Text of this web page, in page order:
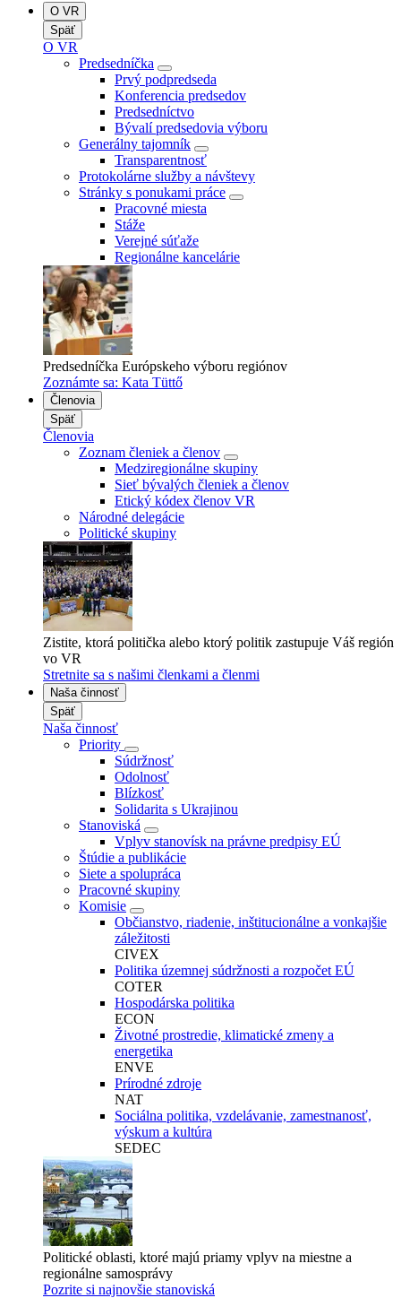
O VR
Späť
O VR
Predsedníčka
Prvý podpredseda
Konferencia predsedov
Predsedníctvo
Bývalí predsedovia výboru
Generálny tajomník
Transparentnosť
Protokolárne služby a návštevy
Stránky s ponukami práce
Pracovné miesta
Stáže
Verejné súťaže
Regionálne kancelárie
Predsedníčka Európskeho výboru regiónov
Zoznámte sa: Kata Tüttő
Členovia
Späť
Členovia
Zoznam členiek a členov
Medziregionálne skupiny
Sieť bývalých členiek a členov
Etický kódex členov VR
Národné delegácie
Politické skupiny
Zistite, ktorá politička alebo ktorý politik zastupuje Váš región
vo VR
Stretnite sa s našimi členkami a členmi
Naša činnosť
Späť
Naša činnosť
Priority
Súdržnosť
Odolnosť
Blízkosť
Solidarita s Ukrajinou
Stanoviská
Vplyv stanovísk na právne predpisy EÚ
Štúdie a publikácie
Siete a spolupráca
Pracovné skupiny
Komisie
Občianstvo, riadenie, inštitucionálne a vonkajšie
záležitosti
CIVEX
Politika územnej súdržnosti a rozpočet EÚ
COTER
Hospodárska politika
ECON
Životné prostredie, klimatické zmeny a
energetika
ENVE
Prírodné zdroje
NAT
Sociálna politika, vzdelávanie, zamestnanosť,
výskum a kultúra
SEDEC
Politické oblasti, ktoré majú priamy vplyv na miestne a
regionálne samosprávy
Pozrite si najnovšie stanoviská